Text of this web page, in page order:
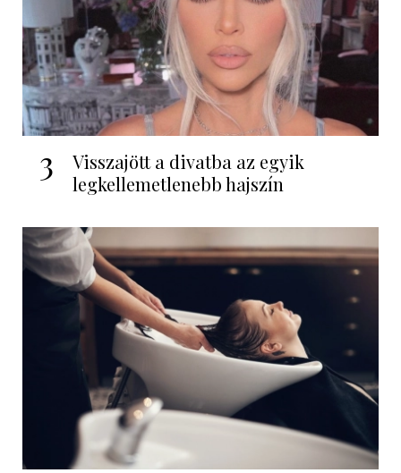
3
Visszajött a divatba az egyik
legkellemetlenebb hajszín